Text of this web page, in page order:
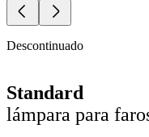
Descontinuado
Standard
lámpara para